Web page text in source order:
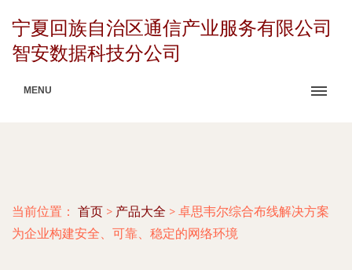
宁夏回族自治区通信产业服务有限公司
智安数据科技分公司
MENU
当前位置： 首页 > 产品大全 > 卓思韦尔综合布线解决方案
为企业构建安全、可靠、稳定的网络环境